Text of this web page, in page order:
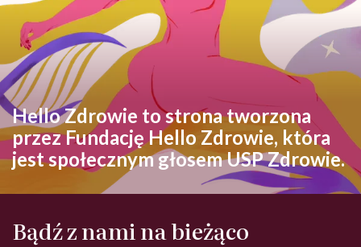
Hello Zdrowie to strona tworzona
przez Fundację Hello Zdrowie, która
jest społecznym głosem USP Zdrowie.
Bądź z nami na bieżąco